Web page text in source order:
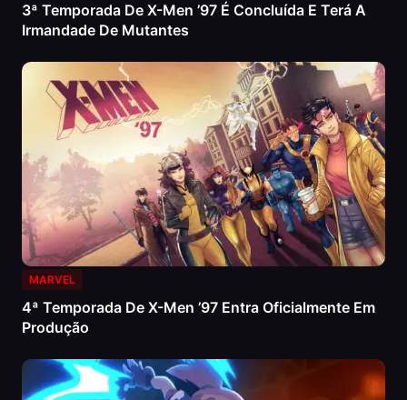
3ª Temporada De X-Men ’97 É Concluída E Terá A
Irmandade De Mutantes
MARVEL
4ª Temporada De X-Men ’97 Entra Oficialmente Em
Produção